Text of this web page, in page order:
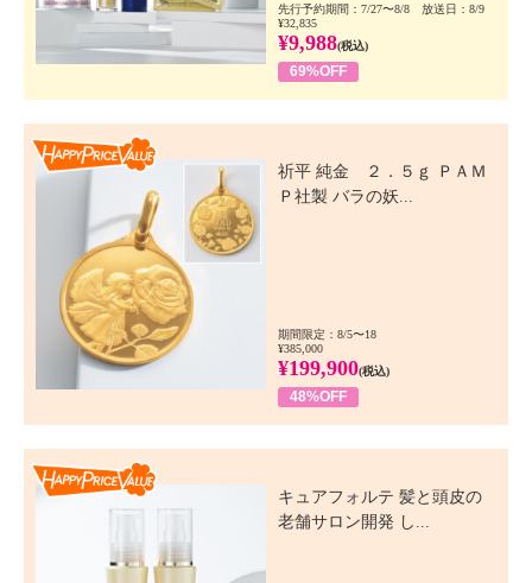
先行予約期間：7/27〜8/8 放送日：8/9
¥32,835
¥9,988(税込)
69%OFF
祈平 純金 ２．５ｇ ＰＡＭ
Ｐ社製 バラの妖...
期間限定：8/5〜18
¥385,000
¥199,900(税込)
48%OFF
キュアフォルテ 髪と頭皮の
老舗サロン開発 し...